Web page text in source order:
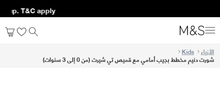
up. T&C apply*
الأزياء Kids
شورت دنيم مخطط بجيب أمامي مع قميص تي شيرت (من 0 إلى 3 سنوات)